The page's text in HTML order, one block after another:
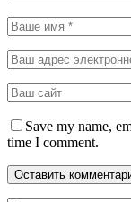
Save my name,
time I comment.